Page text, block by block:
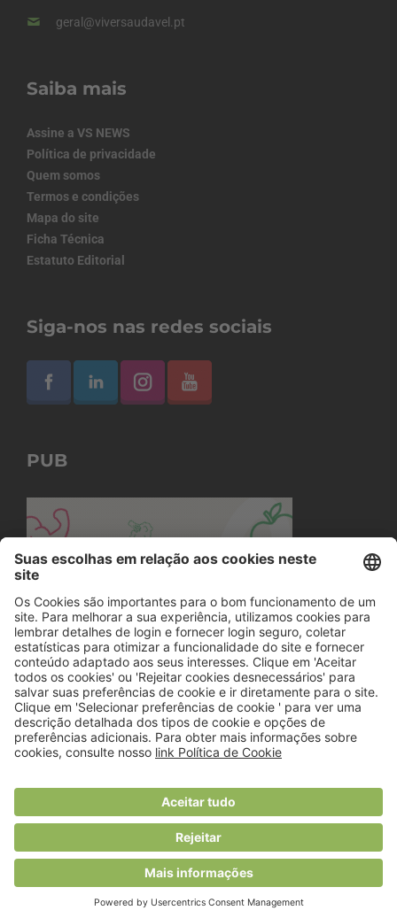
geral@viversaudavel.pt
Saiba mais
Assine a VS NEWS
Política de privacidade
Quem somos
Termos e condições
Mapa do site
Ficha Técnica
Estatuto Editorial
Siga-nos nas redes sociais
PUB
© 2018 Viver Saudável
O portal dos profissionais de nutrição
Created byRHP Consulting